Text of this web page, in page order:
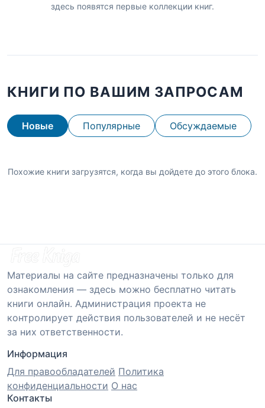
здесь появятся первые коллекции книг.
КНИГИ ПО ВАШИМ ЗАПРОСАМ
Новые Популярные Обсуждаемые
Похожие книги загрузятся, когда вы дойдете до этого блока.
Материалы на сайте предназначены только для
ознакомления — здесь можно бесплатно читать
книги онлайн. Администрация проекта не
контролирует действия пользователей и не несёт
за них ответственности.
Информация
Для правообладателей Политика
конфиденциальности О нас
Контакты